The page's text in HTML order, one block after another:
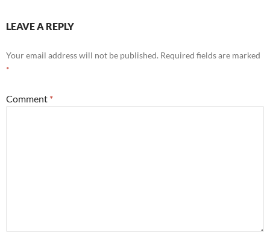
LEAVE A REPLY
Your email address will not be published. Required fields are marked
*
Comment *